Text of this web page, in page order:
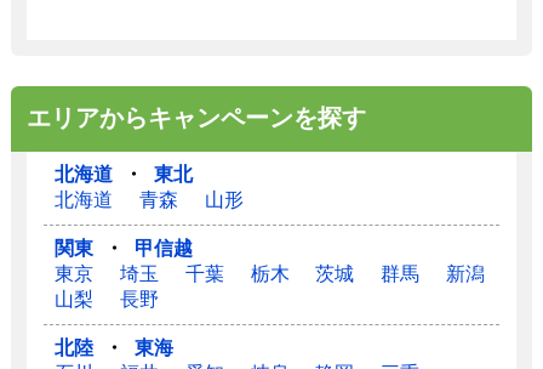
エリアからキャンペーンを探す
北海道 ・
東北
北海道
青森 山形
関東 ・
甲信越
東京
埼玉 千葉 栃木 茨城 群馬
新潟
山梨
長野
北陸 ・
東海